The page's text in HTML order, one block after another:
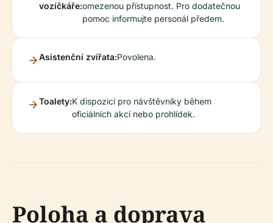
vozíčkáře:omezenou přístupnost. Pro dodatečnou
pomoc informujte personál předem.
Asistenční zvířata:Povolena.
Toalety:K dispozici pro návštěvníky během
oficiálních akcí nebo prohlídek.
Poloha a doprava